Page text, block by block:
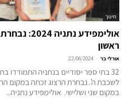
חינוך
אולימפידע
ראשון
אורלי בר -
22/06/2024
32 בתי ספר יסודיים בנתניה התמודדו
לשכבת ה'. נבחרת הרצוג זכתה במקום
במקום שני ושלישי. אולימפידע נתניה...